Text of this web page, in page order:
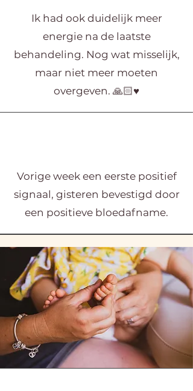
Ik had ook duidelijk meer
energie na de laatste
behandeling. Nog wat misselijk,
maar niet meer moeten
overgeven. 🙏🏻♥️
Vorige week een eerste positief
signaal, gisteren bevestigd door
een positieve bloedafname.